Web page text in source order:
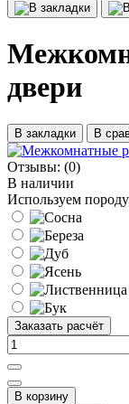
двери
В закладки В
Отзывы: (0)
В наличии
Используем
Заказать расчёт
В корзину